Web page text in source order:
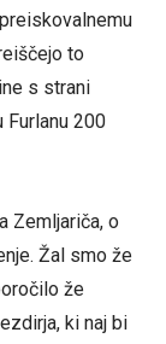
to
s strani
200
Zemljariča, o
Žal smo že
že
ki naj bi